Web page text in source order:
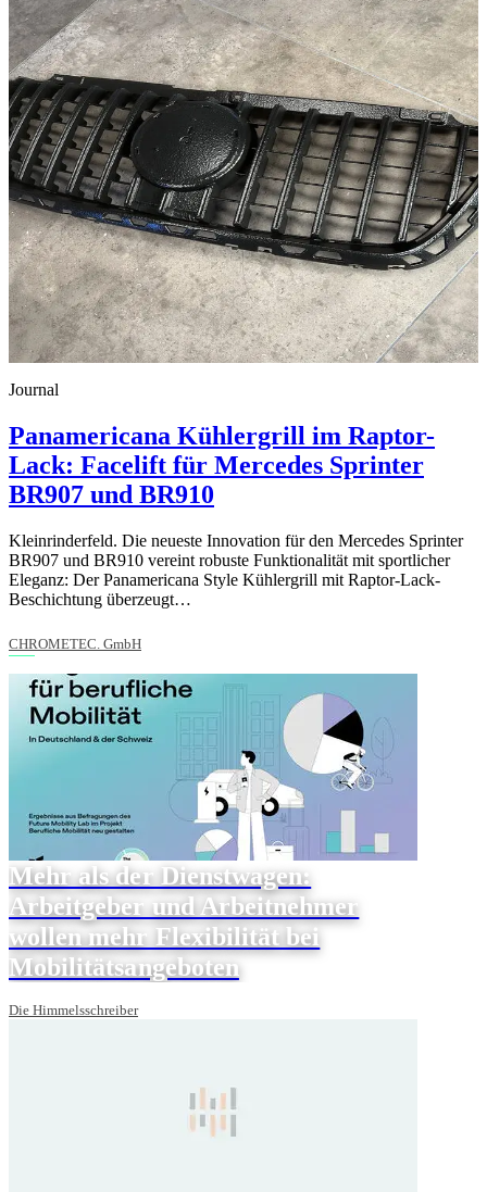
Journal
Panamericana Kühlergrill im Raptor-
Lack: Facelift für Mercedes Sprinter
BR907 und BR910
Kleinrinderfeld. Die neueste Innovation für den Mercedes Sprinter
BR907 und BR910 vereint robuste Funktionalität mit sportlicher
Eleganz: Der Panamericana Style Kühlergrill mit Raptor-Lack-
Beschichtung überzeugt…
CHROMETEC. GmbH
Mehr als der Dienstwagen:
Arbeitgeber und Arbeitnehmer
wollen mehr Flexibilität bei
Mobilitätsangeboten
Die Himmelsschreiber